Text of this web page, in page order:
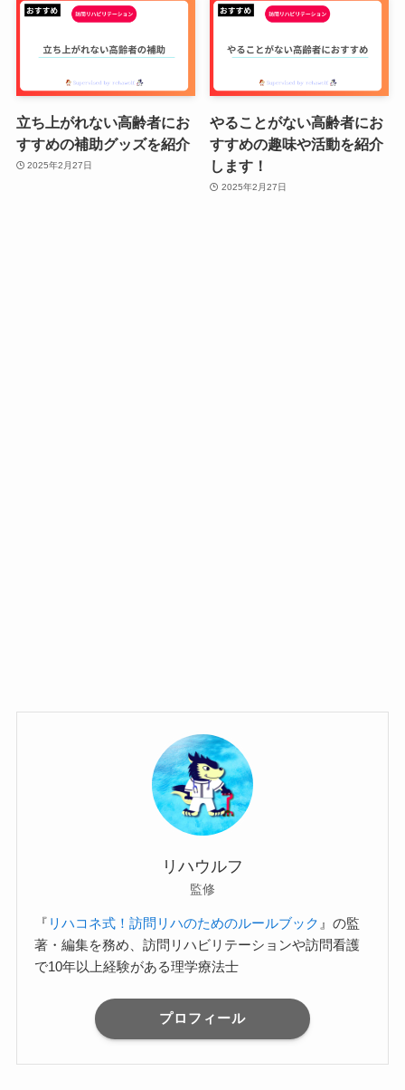
立ち上がれない高齢者にお
すすめの補助グッズを紹介
2025年2月27日
やることがない高齢者にお
すすめの趣味や活動を紹介
します！
2025年2月27日
リハウルフ
監修
『 リハコネ式！訪問リハのためのルールブック 』の監
著・編集を務め、訪問リハビリテーションや訪問看護
で10年以上経験がある理学療法士
プロフィール